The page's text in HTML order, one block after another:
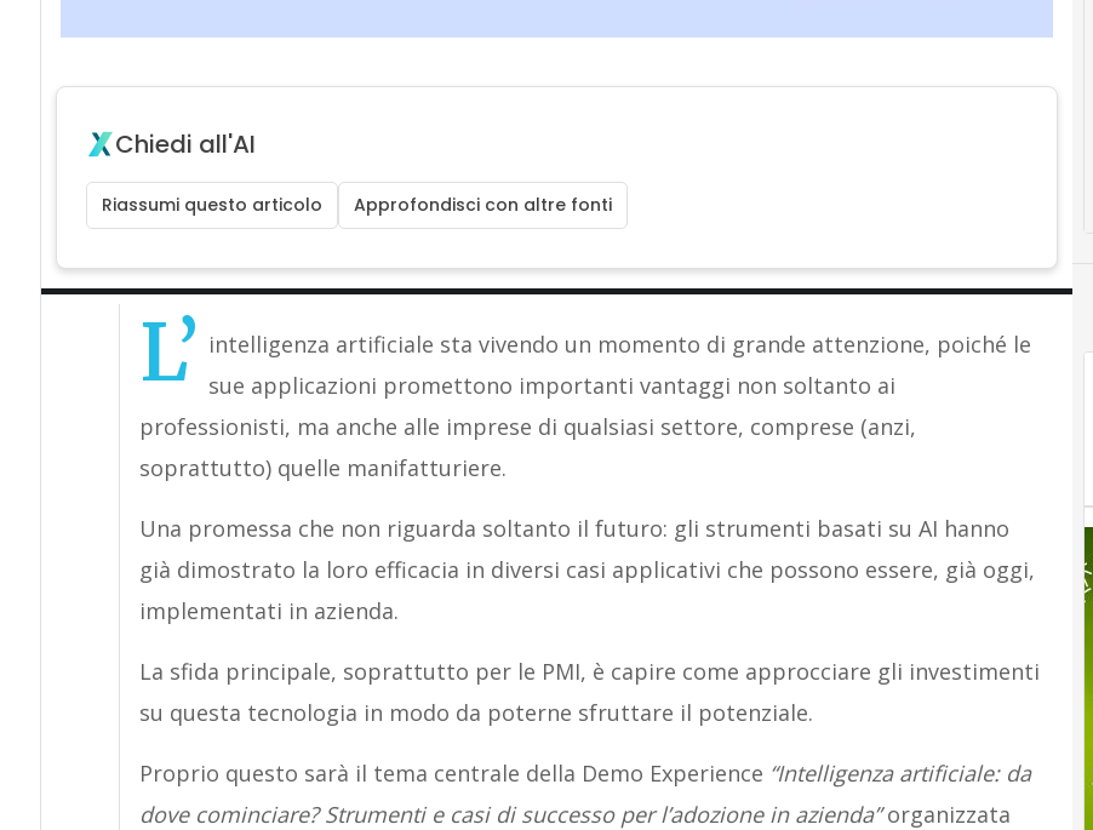
Chiedi all'AI
Riassumi questo articolo Approfondisci con altre fonti
L’ intelligenza artificiale sta vivendo un momento di grande attenzione, poiché le
sue applicazioni promettono importanti vantaggi non soltanto ai
professionisti, ma anche alle imprese di qualsiasi settore, comprese (anzi,
soprattutto) quelle manifatturiere.
Una promessa che non riguarda soltanto il futuro: gli strumenti basati su AI hanno
già dimostrato la loro efficacia in diversi casi applicativi che possono essere, già oggi,
implementati in azienda.
La sfida principale, soprattutto per le PMI, è capire come approcciare gli investimenti
su questa tecnologia in modo da poterne sfruttare il potenziale.
Proprio questo sarà il tema centrale della Demo Experience “Intelligenza artificiale: da
dove cominciare? Strumenti e casi di successo per l’adozione in azienda”organizzata